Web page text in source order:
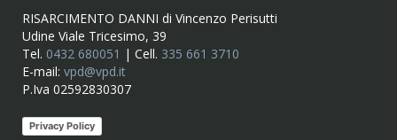
RISARCIMENTO DANNI di Vincenzo Perisutti
Udine Viale Tricesimo, 39
Tel. 0432 680051 | Cell. 335 661 3710
E-mail: vpd@vpd.it
P.Iva 02592830307
Privacy Policy